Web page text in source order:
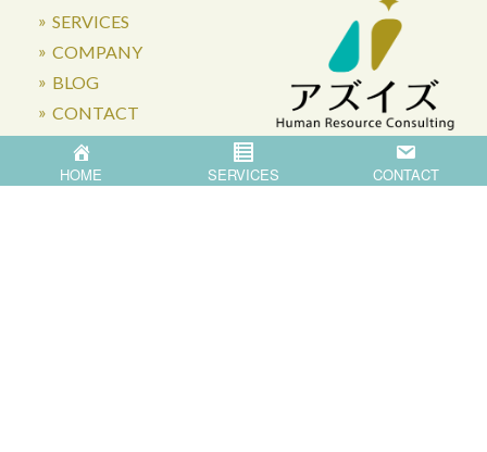
SERVICES
COMPANY
BLOG
CONTACT
〒871-0007 大分県中津市蛎瀬770
HOME SERVICES CONTACT